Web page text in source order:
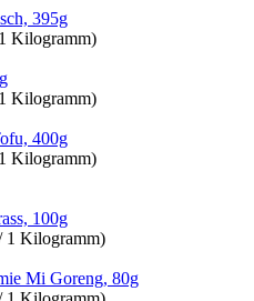
395g
Kilogramm)
Kilogramm)
400g
Kilogramm)
100g
1 Kilogramm)
Mi Goreng, 80g